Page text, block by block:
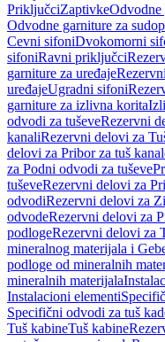
PriključciZaptivkeOdvodne
Odvodne garniture za
Cevni sifoniDvokomorni
sifoniRavni priključci
garniture za uređaje
uređajeUgradni sifoni
garniture za izlivna korita
odvodi za tuševeRezervni
kanaliRezervni delovi za
delovi za Pribor za tuš
za Podni odvodi za tuševe
tuševeRezervni delovi za
odvodiRezervni delovi za
odvodeRezervni delovi za
podlogeRezervni delovi za
mineralnog materijala i
podloge od mineralnih
mineralnih materijala
Instalacioni elementi
Specifični odvodi za tuš
Tuš kabineTuš kabine